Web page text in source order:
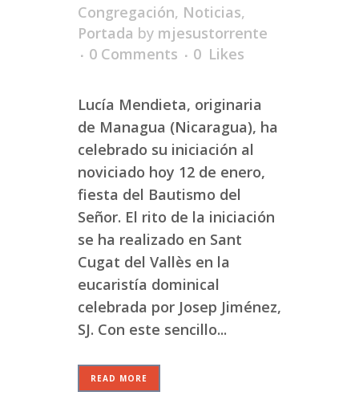
Congregación, Noticias,
Portada by mjesustorrente
0 Comments
0 Likes
Lucía Mendieta, originaria
de Managua (Nicaragua), ha
celebrado su iniciación al
noviciado hoy 12 de enero,
fiesta del Bautismo del
Señor. El rito de la iniciación
se ha realizado en Sant
Cugat del Vallès en la
eucaristía dominical
celebrada por Josep Jiménez,
SJ. Con este sencillo...
READ MORE